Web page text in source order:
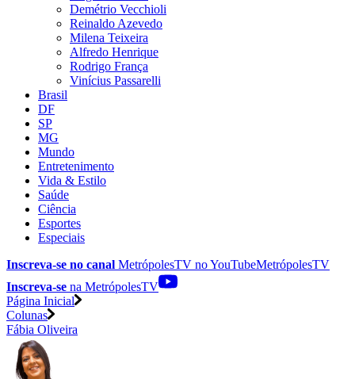
Demétrio Vecchioli
Reinaldo Azevedo
Milena Teixeira
Alfredo Henrique
Rodrigo França
Vinícius Passarelli
Brasil
DF
SP
MG
Mundo
Entretenimento
Vida & Estilo
Saúde
Ciência
Esportes
Especiais
Inscreva-se no canal MetrópolesTV noYouTubeMetrópolesTV
Inscreva-se na MetrópolesTV
Página Inicial
Colunas
Fábia Oliveira